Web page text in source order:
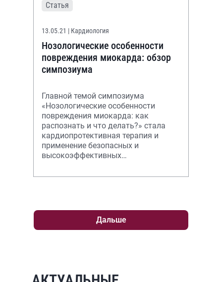
Статья
13.05.21 | Кардиология
Нозологические особенности
повреждения миокарда: обзор
симпозиума
Главной темой симпозиума
«Нозологические особенности
повреждения миокарда: как
распознать и что делать?» стала
кардиопротективная терапия и
применение безопасных и
высокоэффективных
препаратов для энергетической
Дальше